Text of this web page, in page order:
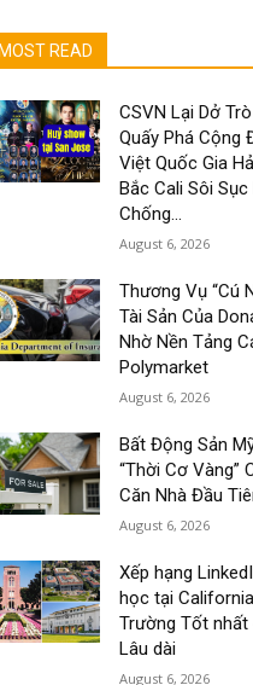
MOST READ
CSVN Lại Dở Trò
Quấy Phá Cộng
Việt Quốc Gia
Bắc Cali Sôi Sục
Chống...
August 6, 2026
Thương Vụ “Cú
Tài Sản Của
Nhờ Nền Tảng
Polymarket
August 6, 2026
Bất Động Sản
“Thời Cơ Vàng”
Căn Nhà Đầu
August 6, 2026
Xếp hạng
học tại
Trường Tốt nhất
Lâu dài
August 6, 2026